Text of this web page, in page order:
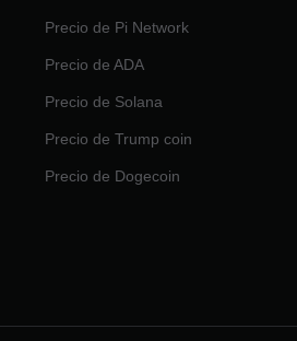
Precio de Pi Network
Precio de ADA
Precio de Solana
Precio de Trump coin
Precio de Dogecoin